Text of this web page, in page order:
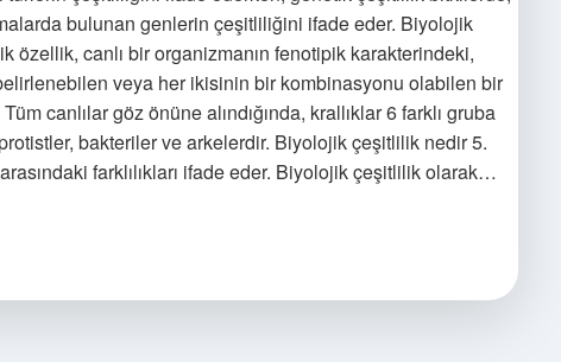
bulunan genlerin çeşitliliğini ifade eder. Biyolojik
canlı bir organizmanın fenotipik karakterindeki,
veya her ikisinin bir kombinasyonu olabilen bir
canlılar göz önüne alındığında, krallıklar 6 farklı gruba
bakteriler ve arkelerdir. Biyolojik çeşitlilik nedir 5.
farklılıkları ifade eder. Biyolojik çeşitlilik olarak…